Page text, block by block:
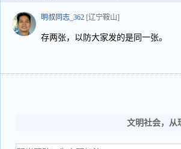
明叔同志_362 [辽宁鞍山]
存两张，以防大家发的是同一张。
文明社会，从